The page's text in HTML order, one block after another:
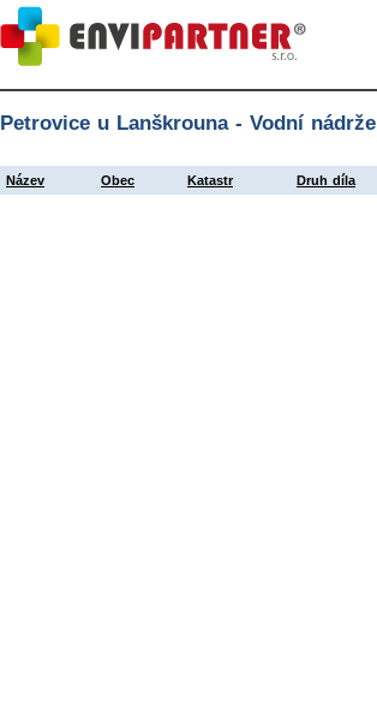
Petrovice u Lanškrouna - Vodní nádrže
Název Obec Katastr Druh díla